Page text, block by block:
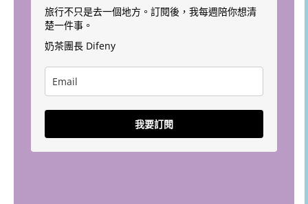
旅行不只是去一個地方。訂閱後，我每週陪你想清
楚一件事。
奶茶團長 Difeny
我要訂閱